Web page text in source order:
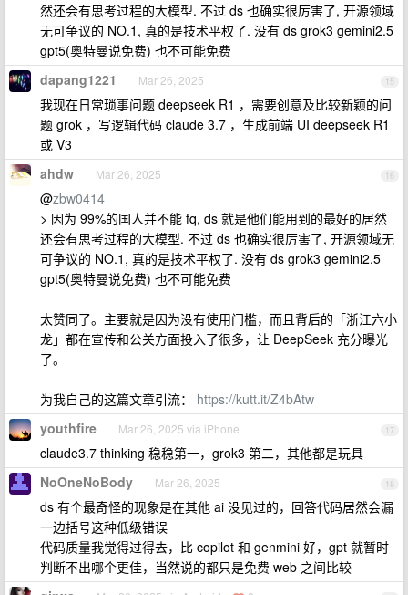
然还会有思考过程的大模型. 不过 ds 也确实很厉害了, 开源领域
无可争议的 NO.1, 真的是技术平权了. 没有 ds grok3 gemini2.5
gpt5(奥特曼说免费) 也不可能免费
15
dapang1221 Mar 26, 2025
我现在日常琐事问题 deepseek R1 ，需要创意及比较新颖的问
题 grok ，写逻辑代码 claude 3.7 ，生成前端 UI deepseek R1
或 V3
16
ahdw Mar 26, 2025
@zbw0414
> 因为 99%的国人并不能 fq, ds 就是他们能用到的最好的居然
还会有思考过程的大模型. 不过 ds 也确实很厉害了, 开源领域无
可争议的 NO.1, 真的是技术平权了. 没有 ds grok3 gemini2.5
gpt5(奥特曼说免费) 也不可能免费
太赞同了。主要就是因为没有使用门槛，而且背后的「浙江六小
龙」都在宣传和公关方面投入了很多，让 DeepSeek 充分曝光
了。
为我自己的这篇文章引流： https://kutt.it/Z4bAtw
17
youthfire Mar 26, 2025 via iPhone
claude3.7 thinking 稳稳第一，grok3 第二，其他都是玩具
18
NoOneNoBody Mar 26, 2025
ds 有个最奇怪的现象是在其他 ai 没见过的，回答代码居然会漏
一边括号这种低级错误
代码质量我觉得过得去，比 copilot 和 genmini 好，gpt 就暂时
判断不出哪个更佳，当然说的都只是免费 web 之间比较